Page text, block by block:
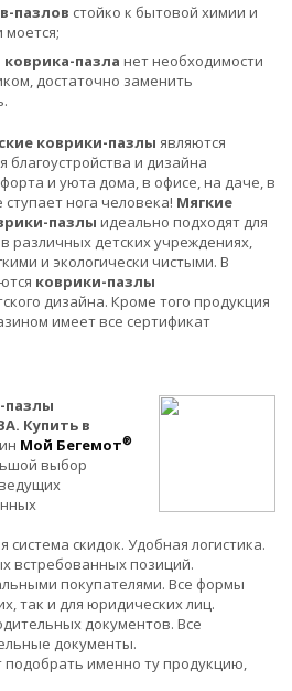
пазлов стойко к бытовой химии и
моется;
коврика-пазла нет необходимости
достаточно заменить
коврики-пазлы являются
и дизайна
и уюта дома, в офисе, на даче, в
ступает нога человека! Мягкие
пазлы идеально подходят для
различных детских учреждениях,
и экологически чистыми. В
коврики-пазлы
дизайна. Кроме того продукция
имеет все сертификат
пазлы
Купить в
Мой Бегемот®
выбор
система скидок. Удобная логистика.
встребованных позиций.
покупателями. Все формы
так и для юридических лиц.
документов. Все
документы.
именно ту продукцию,